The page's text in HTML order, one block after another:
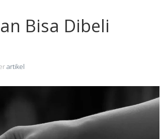
Bisa Dibeli
artikel